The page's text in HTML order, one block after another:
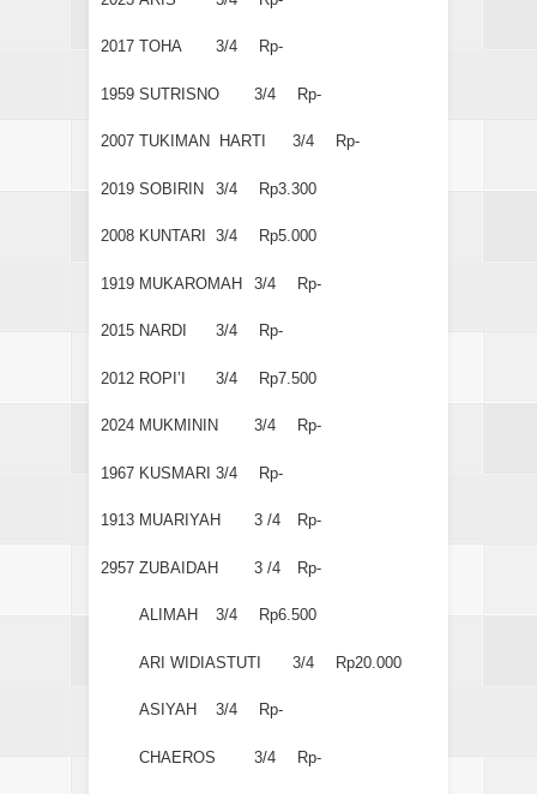
2017 TOHA 3/4 Rp-
1959 SUTRISNO 3/4 Rp-
2007 TUKIMAN HARTI 3/4 Rp-
2019 SOBIRIN 3/4 Rp3.300
2008 KUNTARI 3/4 Rp5.000
1919 MUKAROMAH 3/4 Rp-
2015 NARDI 3/4 Rp-
2012 ROPI’I 3/4 Rp7.500
2024 MUKMININ 3/4 Rp-
1967 KUSMARI 3/4 Rp-
1913 MUARIYAH 3 /4 Rp-
2957 ZUBAIDAH 3 /4 Rp-
ALIMAH 3/4 Rp6.500
ARI WIDIASTUTI 3/4 Rp20.000
ASIYAH 3/4 Rp-
CHAEROS 3/4 Rp-